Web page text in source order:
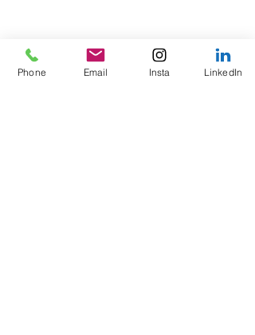
Website kunstenaar
Phone Email Insta LinkedIn